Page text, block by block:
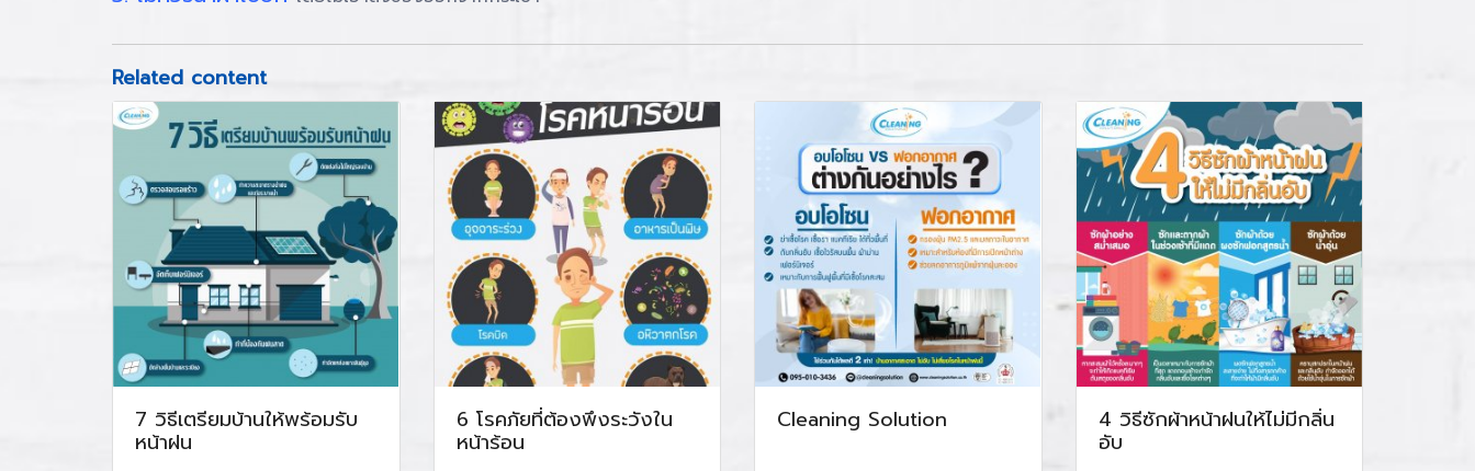
Related content
7 วิธีเตรียมบ้านให้พร้อมรับ
หน้าฝน
6 โรคภัยที่ต้องพึงระวังใน
หน้าร้อน
Cleaning Solution 4 วิธีซักผ้าหน้าฝนให้ไม่มีกลิ่น
อับ